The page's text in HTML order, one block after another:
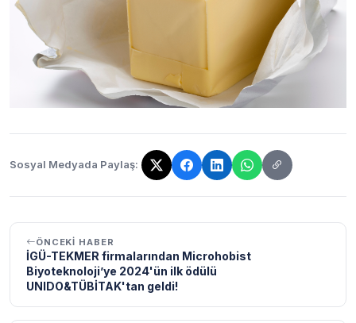
Sosyal Medyada Paylaş:
Bağlantı kopyalandı!
ÖNCEKI HABER
İGÜ-TEKMER firmalarından Microhobist
Biyoteknoloji’ye 2024'ün ilk ödülü
UNIDO&TÜBİTAK'tan geldi!